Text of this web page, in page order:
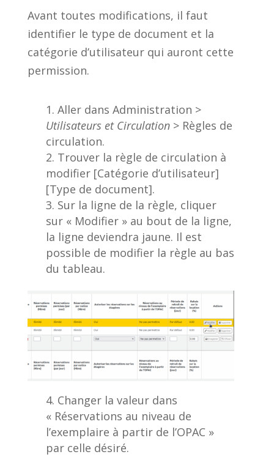
Avant toutes modifications, il faut
identifier le type de document et la
catégorie d’utilisateur qui auront cette
permission.
Aller dans Administration >
Utilisateurs et Circulation> Règles de
circulation.
Trouver la règle de circulation à
modifier [Catégorie d’utilisateur]
[Type de document].
Sur la ligne de la règle, cliquer
sur « Modifier » au bout de la ligne,
la ligne deviendra jaune. Il est
possible de modifier la règle au bas
du tableau.
Changer la valeur dans
« Réservations au niveau de
l’exemplaire à partir de l’OPAC »
par celle désiré.